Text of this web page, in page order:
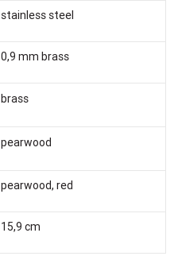
stainless steel
0,9 mm brass
brass
pearwood
pearwood, red
15,9 cm